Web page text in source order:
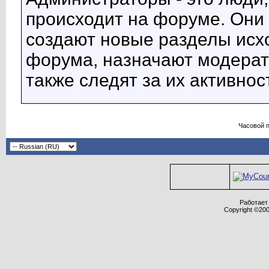
происходит на форуме.
создают новые разделы
форума, назначают
также следят за их
Часовой
Copyright